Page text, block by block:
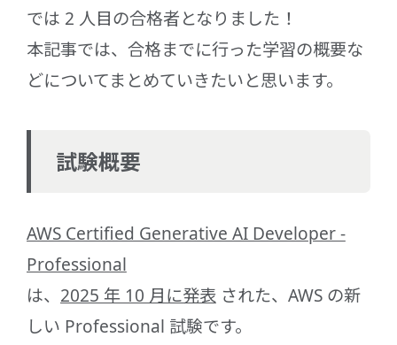
では 2 人目の合格者となりました！
本記事では、合格までに行った学習の概要な
どについてまとめていきたいと思います。
試験概要
AWS Certified Generative AI Developer -
Professional
は、 2025 年 10 月に発表された、AWS の新
しい Professional 試験です。